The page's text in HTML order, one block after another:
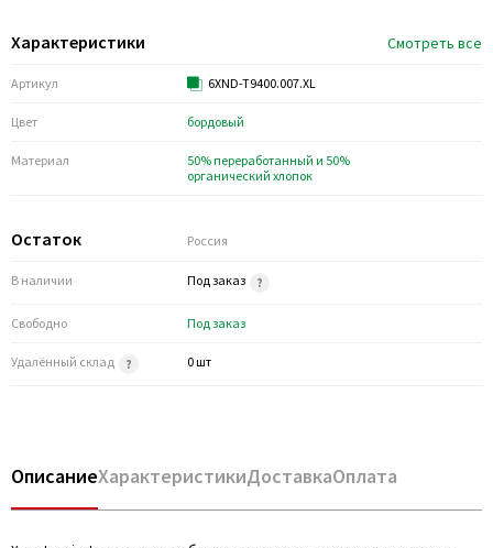
Характеристики Смотреть все
Артикул 6XND-T9400.007.XL
Цвет бордовый
Материал
50% переработанный и 50%
органический хлопок
Остаток Россия
В наличии Под заказ
Свободно Под заказ
Удалённый склад 0 шт
ОписаниеХарактеристикиДоставкаОплата